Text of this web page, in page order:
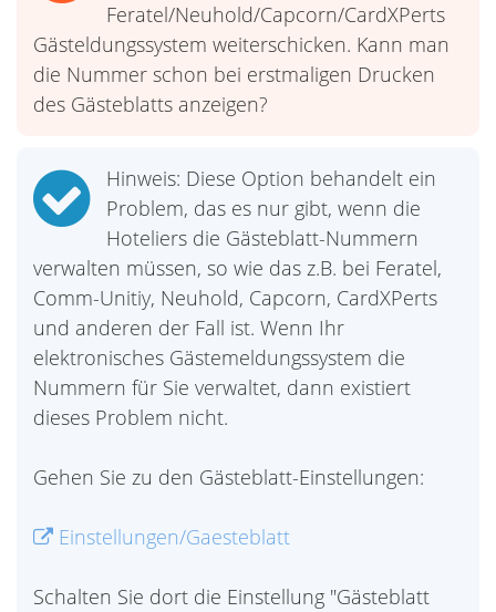
Feratel/Neuhold/Capcorn/CardXPerts
Gästeldungssystem weiterschicken. Kann man
die Nummer schon bei erstmaligen Drucken
des Gästeblatts anzeigen?
Hinweis: Diese Option behandelt ein
Problem, das es nur gibt, wenn die
Hoteliers die Gästeblatt-Nummern
verwalten müssen, so wie das z.B. bei Feratel,
Comm-Unitiy, Neuhold, Capcorn, CardXPerts
und anderen der Fall ist. Wenn Ihr
elektronisches Gästemeldungssystem die
Nummern für Sie verwaltet, dann existiert
dieses Problem nicht.
Gehen Sie zu den Gästeblatt-Einstellungen:
Einstellungen/Gaesteblatt
Schalten Sie dort die Einstellung "Gästeblatt